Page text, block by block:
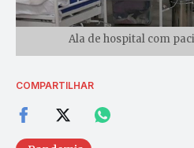
Ala de hospital com
COMPARTILHAR